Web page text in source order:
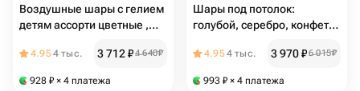
Воздушные шары с гелием
детям ассорти цветные ,
4.954 тыс. 3 712₽4 640₽
928 ₽ × 4 платежа
Шары под потолок:
голубой, серебро, конфетти
4.954 тыс. 3 970₽6 015₽
993 ₽ × 4 платежа